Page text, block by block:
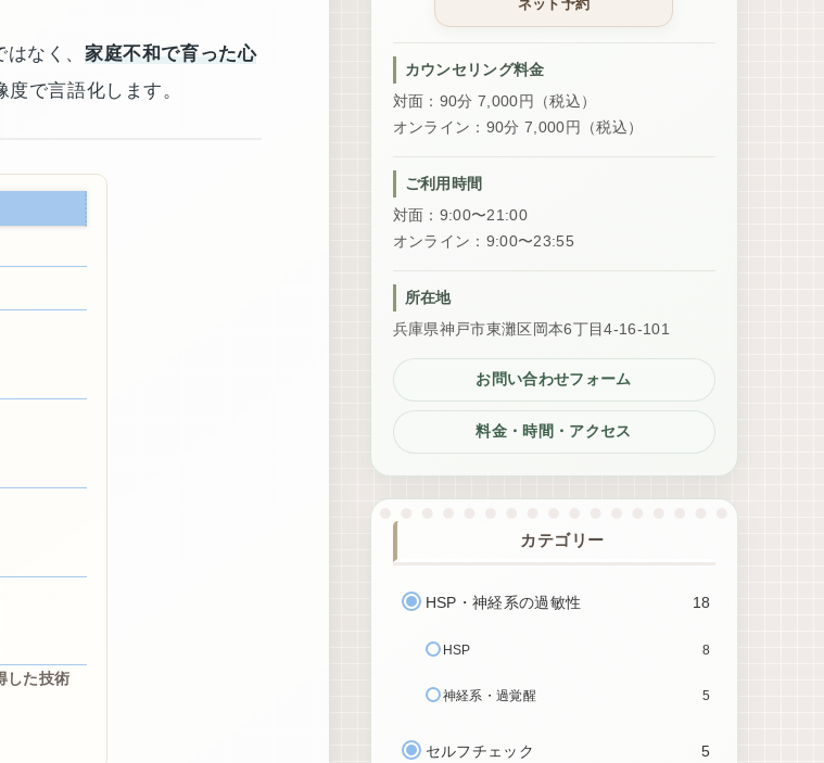
なく、 家庭不和で育った心
度で言語化します。
した技術
カウンセリング料金
対面：90分 7,000円（税込）
オンライン：90分 7,000円（税込）
ご利用時間
対面：9:00〜21:00
オンライン：9:00〜23:55
所在地
兵庫県神戸市東灘区岡本6丁目4-16-101
お問い合わせフォーム
料金・時間・アクセス
カテゴリー
HSP・神経系の過敏性 18
HSP 8
神経系・過覚醒 5
セルフチェック 5